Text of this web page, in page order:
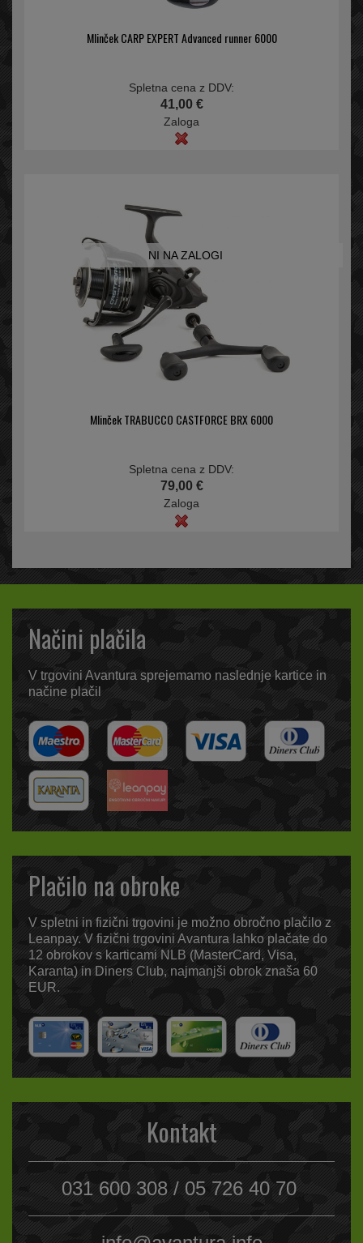
Mlinček CARP EXPERT Advanced runner 6000
Spletna cena z DDV:
41,00 €
Zaloga
NI NA ZALOGI
Mlinček TRABUCCO CASTFORCE BRX 6000
Spletna cena z DDV:
79,00 €
Zaloga
Načini plačila
V trgovini Avantura sprejemamo naslednje kartice in
načine plačil
Plačilo na obroke
V spletni in fizični trgovini je možno obročno plačilo z
Leanpay. V fizični trgovini Avantura lahko plačate do
12 obrokov s karticami NLB (MasterCard, Visa,
Karanta) in Diners Club, najmanjši obrok znaša 60
EUR.
Kontakt
031 600 308 / 05 726 40 70